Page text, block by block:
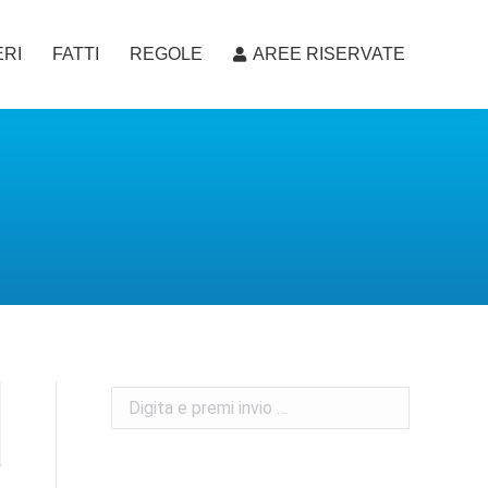
FATTI REGOLE AREE RISERVATE
Search: